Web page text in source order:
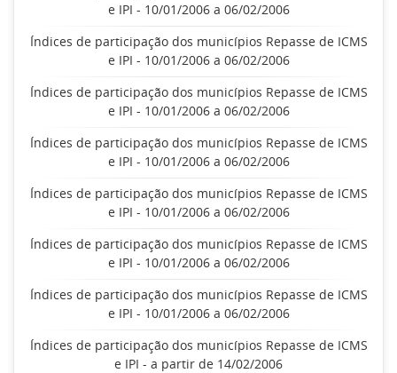
e IPI - 10/01/2006 a 06/02/2006
Índices de participação dos municípios Repasse de ICMS
e IPI - 10/01/2006 a 06/02/2006
Índices de participação dos municípios Repasse de ICMS
e IPI - 10/01/2006 a 06/02/2006
Índices de participação dos municípios Repasse de ICMS
e IPI - 10/01/2006 a 06/02/2006
Índices de participação dos municípios Repasse de ICMS
e IPI - 10/01/2006 a 06/02/2006
Índices de participação dos municípios Repasse de ICMS
e IPI - 10/01/2006 a 06/02/2006
Índices de participação dos municípios Repasse de ICMS
e IPI - 10/01/2006 a 06/02/2006
Índices de participação dos municípios Repasse de ICMS
e IPI - a partir de 14/02/2006